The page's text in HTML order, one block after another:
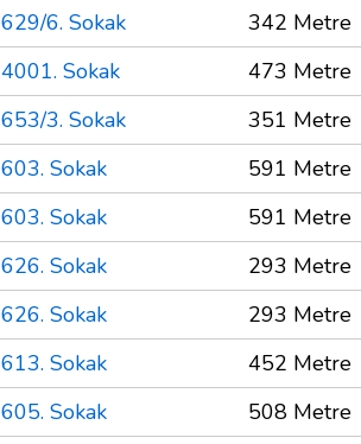
629/6. Sokak
342 Metre
4001. Sokak
473 Metre
653/3. Sokak
351 Metre
603. Sokak
591 Metre
603. Sokak
591 Metre
626. Sokak
293 Metre
626. Sokak
293 Metre
613. Sokak
452 Metre
605. Sokak
508 Metre